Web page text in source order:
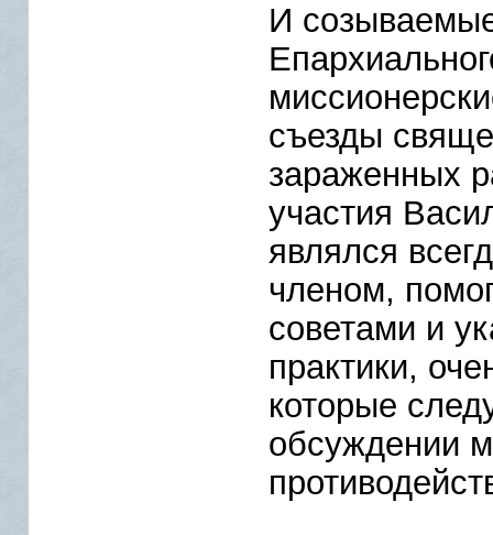
И
съезды
зараженных
участия
являлся
членом,
советами и
практики,
которые
обсуждении